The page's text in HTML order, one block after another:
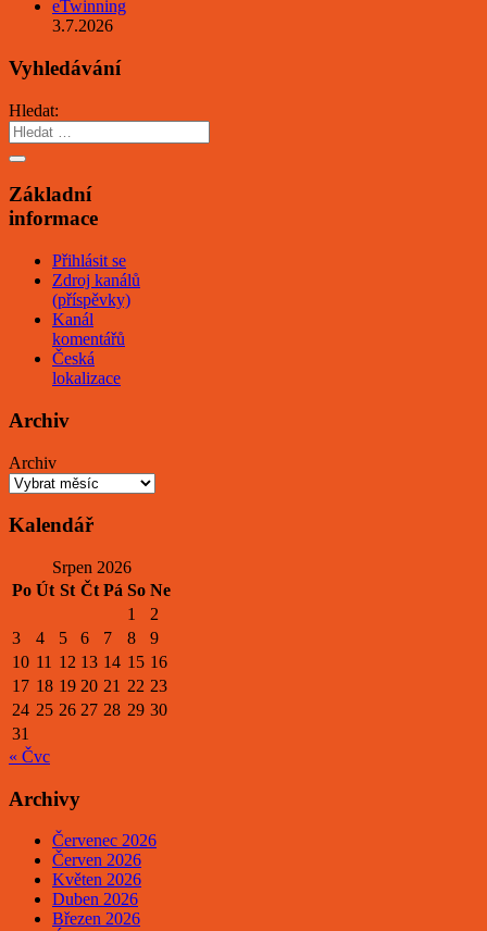
eTwinning
3.7.2026
Vyhledávání
Hledat:
Základní
informace
Přihlásit se
Zdroj kanálů
(příspěvky)
Kanál
komentářů
Česká
lokalizace
Archiv
Archiv
Kalendář
Srpen 2026
Po Út St Čt Pá So Ne
1
2
3
4 5 6 7 8
9
10 11 12 13 14 15 16
17 18 19 20 21 22 23
24 25 26 27 28 29 30
31
« Čvc
Archivy
Červenec 2026
Červen 2026
Květen 2026
Duben 2026
Březen 2026